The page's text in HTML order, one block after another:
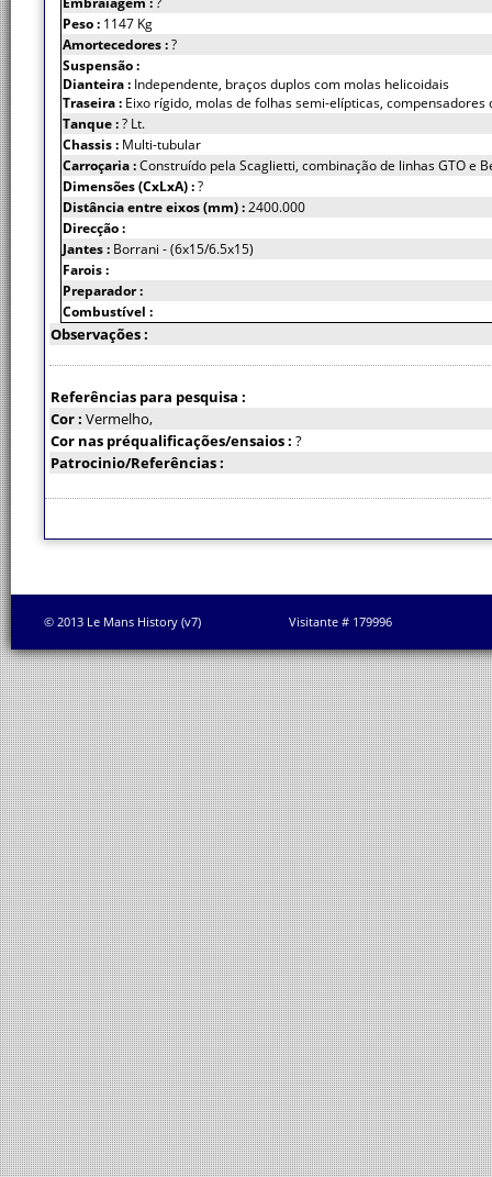
Peso : 1147 Kg
Amortecedores :?
Suspensão :
Dianteira : Independente, braços duplos com molas helicoidais
Traseira : Eixo rígido, molas de folhas semi-elípticas, compensadores
Tanque :? Lt.
Chassis : Multi-tubular
Carroçaria :Construído pela Scaglietti, combinação de linhas GTO e
Dimensões (CxLxA) :?
Distância entre eixos (mm) :2400.000
Direcção :
Jantes : Borrani - (6x15/6.5x15)
Farois :
Preparador :
Combustível :
Observações :
Referências para pesquisa :
Cor : Vermelho,
Cor nas préqualificações/ensaios : ?
Patrocinio/Referências :
© 2013 Le Mans History (v7) Visitante # 179996